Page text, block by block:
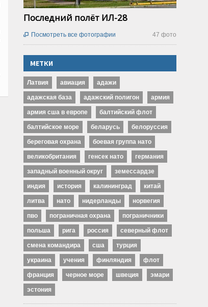
Последний полёт ИЛ-28
47 фото
 Посмотреть все фотографии
МЕТКИ
Латвия авиация адажи
адажская база адажский полигон армия
армия сша в европе балтийский флот
балтийское море беларусь белоруссия
береговая охрана боевая группа нато
великобритания генсек нато германия
западный военный округ земессардзе
индия история калининград китай
литва нато нидерланды норвегия
пво пограничная охрана пограничники
польша рига россия северный флот
смена командира сша турция
украина учения финляндия флот
франция черное море швеция эмари
эстония